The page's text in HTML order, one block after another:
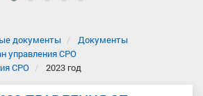
документы
Документы
управления СРО
СРО
2023 год